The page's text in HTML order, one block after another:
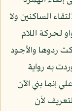
الساكنين ولا
لحركة اللام
ردوها والأجود
به رواية
إنما بني الآن
لأن